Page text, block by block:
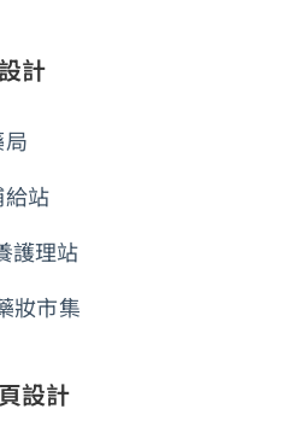
計
站
護理站
妝市集
設計